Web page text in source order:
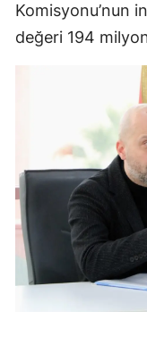
Komisyonu’nun
değeri 194